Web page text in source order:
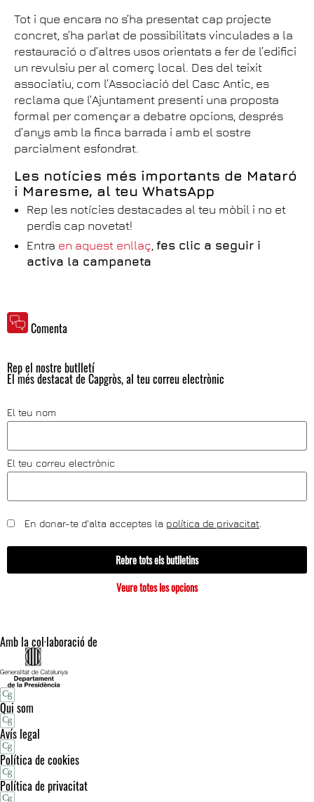
Tot i que encara no s’ha presentat cap projecte
concret, s’ha parlat de possibilitats vinculades a la
restauració o d’altres usos orientats a fer de l’edifici
un revulsiu per al comerç local. Des del teixit
associatiu, com l’Associació del Casc Antic, es
reclama que l’Ajuntament presenti una proposta
formal per començar a debatre opcions, després
d’anys amb la finca barrada i amb el sostre
parcialment esfondrat.
Les notícies més importants de Mataró
i Maresme, al teu WhatsApp
Rep les notícies destacades al teu mòbil i no et
perdis cap novetat!
Entra en aquest enllaç fes clic a seguir i
activa la campaneta
Comenta
Rep el nostre butlletí
El més destacat de Capgròs, al teu correu electrònic
El teu nom
El teu correu electrònic
En donar-te d'alta acceptes la política de privacitat
Rebre tots els butlletins
Veure totes les opcions
Amb la col·laboració de
Qui som
Avís legal
Política de cookies
Política de privacitat